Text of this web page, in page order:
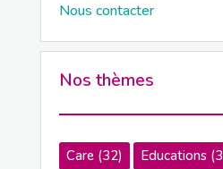
Nous contacter
Nos thèmes
Care(32) Educations